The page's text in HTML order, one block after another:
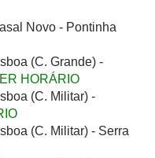
Novo - Pontinha
(C. Grande) -
HORÁRIO
(C. Militar) -
(C. Militar) - Serra